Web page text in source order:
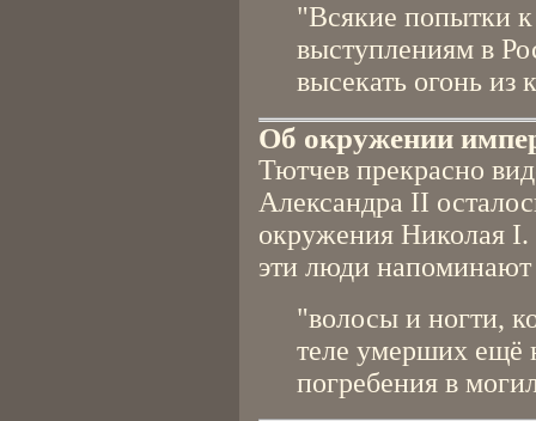
"Всякие попытки
выступлениям в
высекать огонь из
Об окружении
Тютчев прекрасно
Александра II
окружения Николая
эти люди
"волосы и ногти,
теле умерших ещё
погребения в